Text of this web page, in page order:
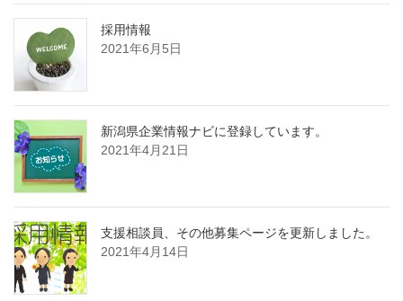
採用情報
2021年6月5日
新潟県企業情報ナビに登録しています。
2021年4月21日
支援相談員、その他募集ページを更新しました。
2021年4月14日